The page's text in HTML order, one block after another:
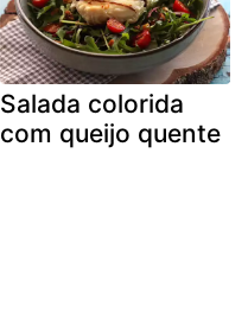
Salada colorida
com queijo quente